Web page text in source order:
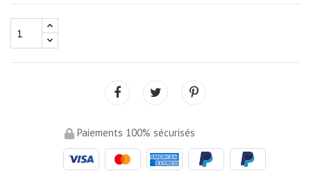
Paiements 100% sécurisés